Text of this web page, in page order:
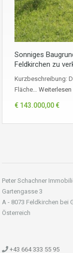
Sonniges
Feldkirchen zu
Kurzbeschreibung:
Fläche… Weiterlesen
€ 143.000,00 €
Peter Schachner
Gartengasse 3
A - 8073 Feldkirchen bei
Österreich
+43 664 333 55 95